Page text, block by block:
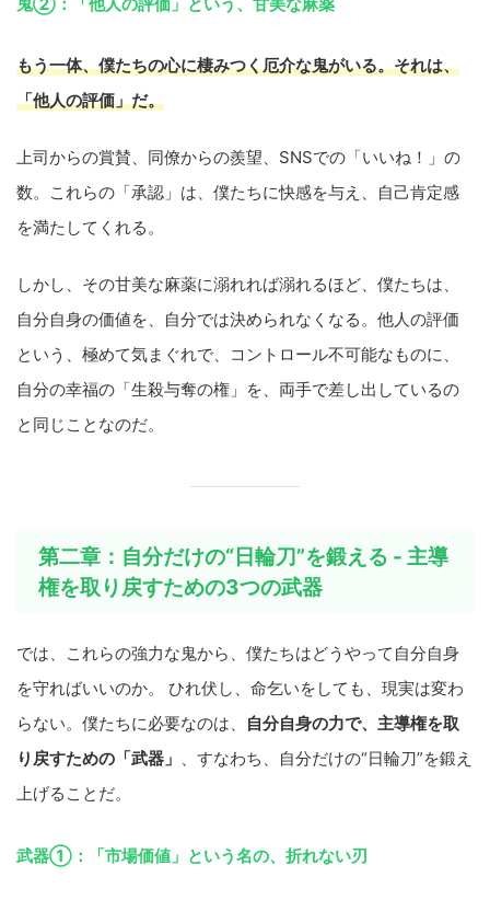
もう一体、僕たちの心に棲みつく厄介な鬼がいる。それは、
「他人の評価」だ。
上司からの賞賛、同僚からの羨望、SNSでの「いいね！」の
数。これらの「承認」は、僕たちに快感を与え、自己肯定感
を満たしてくれる。
しかし、その甘美な麻薬に溺れれば溺れるほど、僕たちは、
自分自身の価値を、自分では決められなくなる。他人の評価
という、極めて気まぐれで、コントロール不可能なものに、
自分の幸福の「生殺与奪の権」を、両手で差し出しているの
と同じことなのだ。
第二章：自分だけの“日輪刀”を鍛える - 主導
権を取り戻すための3つの武器
では、これらの強力な鬼から、僕たちはどうやって自分自身
を守ればいいのか。 ひれ伏し、命乞いをしても、現実は変わ
らない。僕たちに必要なのは、
自分自身の力で、主導権を取
り戻すための「武器」 、すなわち、自分だけの“日輪刀”を鍛え
上げることだ。
武器①：「市場価値」という名の、折れない刃